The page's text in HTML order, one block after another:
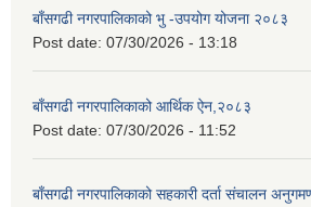
बाँसगढी नगरपालिकाको भु -उपयोग योजना २०८३
Post date: 07/30/2026 - 13:18
बाँसगढी नगरपालिकाको आर्थिक ऐन,२०८३
Post date: 07/30/2026 - 11:52
बाँसगढी नगरपालिकाको सहकारी दर्ता संचालन